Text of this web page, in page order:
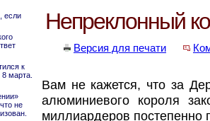
если
к
марта.
не
Непреклонный
Версия для печати
Вам не кажется, что за
алюминиевого короля
миллиардеров постепенно